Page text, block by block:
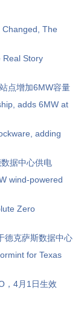
The
Real Story
点增加6MW容量
adds 6MW at
adding
据中心供电
wind-powered
Zero
德克萨斯数据中心
for Texas
，4月1日生效